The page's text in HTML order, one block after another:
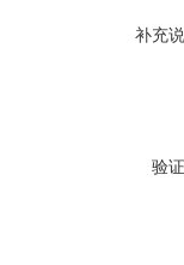
补充
验